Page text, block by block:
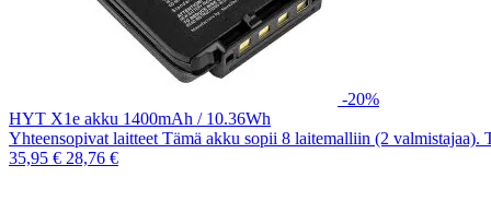
-20%
HYT X1e akku 1400mAh / 10.36Wh
Yhteensopivat laitteet Tämä akku sopii 8 laitemalliin (2 valmistajaa).
35,95 € 28,76 €